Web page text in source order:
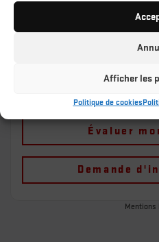
Afficher les
Politique de cookies
Évaluer
Demande
Mentions